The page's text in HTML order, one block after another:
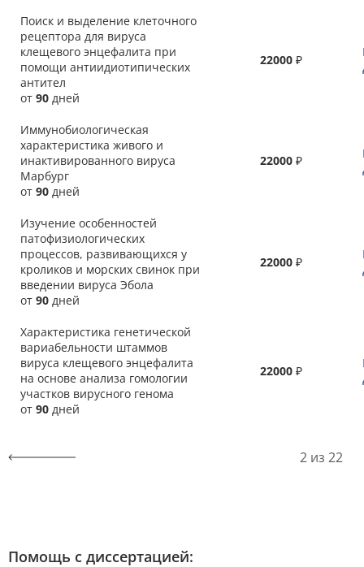
Поиск и выделение клеточного
рецептора для вируса
клещевого энцефалита при
помощи антиидиотипических
антител
от 90 дней
22000 ₽
Иммунобиологическая
характеристика живого и
инактивированного вируса
Марбург
от 90 дней
22000 ₽
Изучение особенностей
патофизиологических
процессов, развивающихся у
кроликов и морских свинок при
введении вируса Эбола
от 90 дней
22000 ₽
Характеристика генетической
вариабельности штаммов
вируса клещевого энцефалита
на основе анализа гомологии
участков вирусного генома
от 90 дней
22000 ₽
2 из 22
Помощь с диссертацией: